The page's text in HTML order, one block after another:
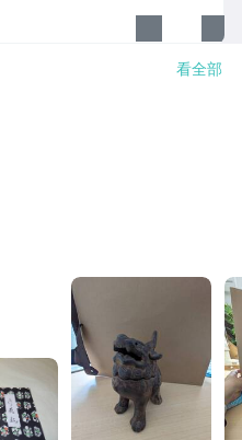
看全部